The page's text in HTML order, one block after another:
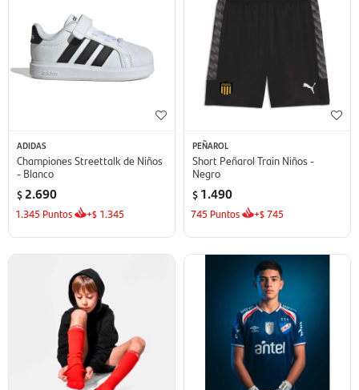
ADIDAS
Championes Streettalk de Niños
- Blanco
$ 2.690
1.345 Puntos +$ 1.345
PEÑAROL
Short Peñarol Train Niños -
Negro
$ 1.490
745 Puntos +$745